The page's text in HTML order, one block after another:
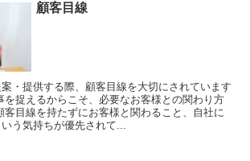
顧客目線
・提供する際、顧客目線を大切にされています
を捉えるからこそ、必要なお客様との関わり方
客目線を持たずにお客様と関わること、自社に
う気持ちが優先されて...